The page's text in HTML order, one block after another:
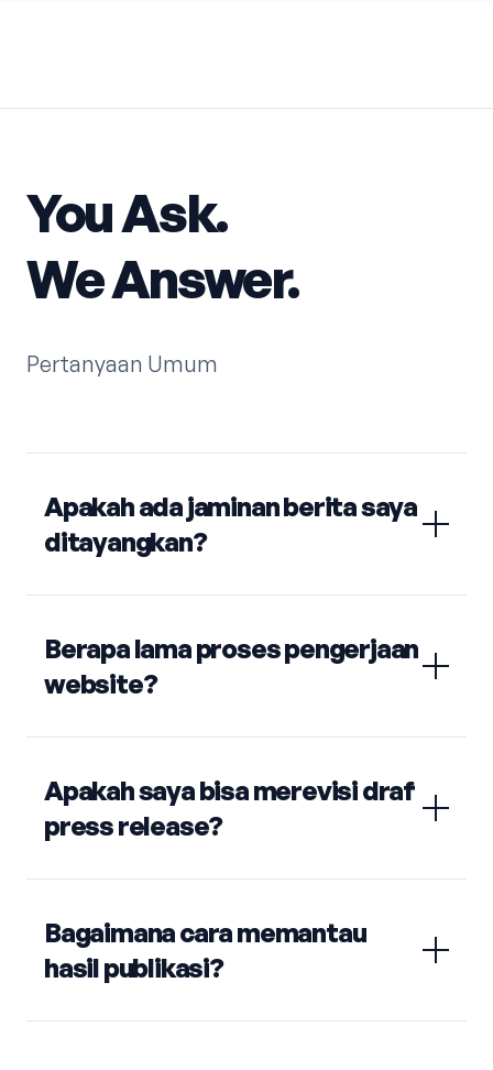
You Ask.
We Answer.
Pertanyaan Umum
Apakah ada jaminan berita saya
ditayangkan?
Berapa lama proses pengerjaan
website?
Apakah saya bisa merevisi draf
press release?
Bagaimana cara memantau
hasil publikasi?